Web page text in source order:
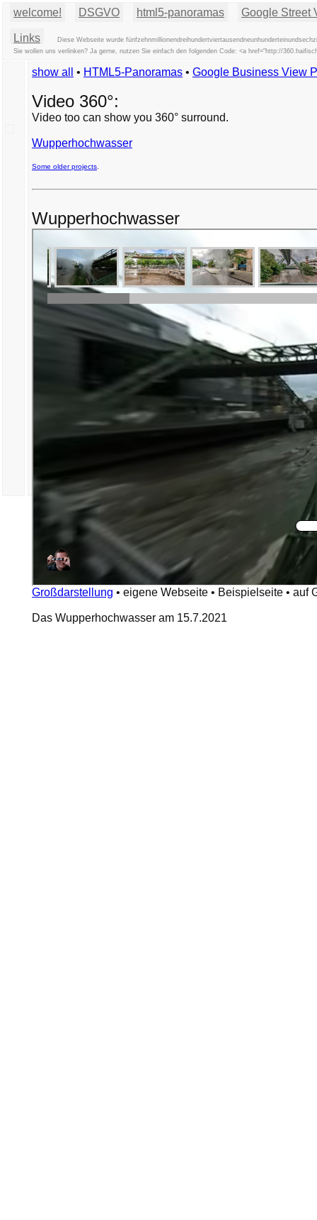
welcome! DSGVO html5-panoramas Google Street
Links
Diese Webseite wurde
Sie wollen uns verlinken? Ja gerne, nutzen Sie einfach den folgenden Code: <a href="http://
show all • HTML5-Panoramas • Google Business View
Video 360°:
Video too can show you 360° surround.
Wupperhochwasser
Some older projects
Wupperhochwasser
Großdarstellung • eigene Webseite • Beispielseite • auf
Das Wupperhochwasser am 15.7.2021